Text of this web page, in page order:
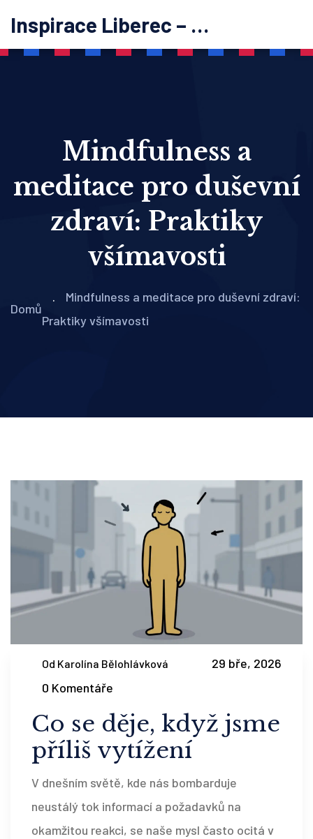
Inspirace Liberec – psychoterapie
Mindfulness a
meditace pro duševní
zdraví: Praktiky
všímavosti
Domů
Mindfulness a meditace pro duševní zdraví:
Praktiky všímavosti
Od Karolína Bělohlávková
29 bře, 2026
0 Komentáře
Co se děje, když jsme
příliš vytížení
V dnešním světě, kde nás bombarduje
neustálý tok informací a požadavků na
okamžitou reakci, se naše mysl často ocitá v